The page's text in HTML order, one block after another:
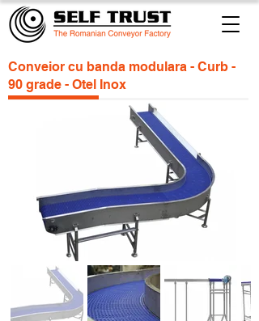
Conveior cu banda modulara - Curb -
90 grade - Otel Inox